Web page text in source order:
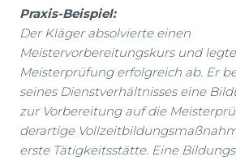
Praxis-Beispiel:
Der Kläger absolvierte einen
Meistervorbereitungskurs und
Meisterprüfung erfolgreich ab. Er
seines Dienstverhältnisses eine
zur Vorbereitung auf die
derartige
erste Tätigkeitsstätte. Eine